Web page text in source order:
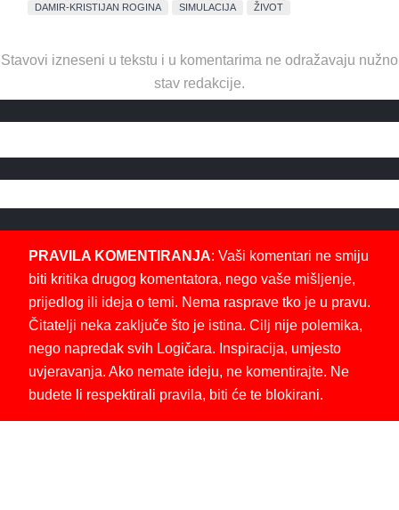
DAMIR-KRISTIJAN ROGINA SIMULACIJA ŽIVOT
Stavovi izneseni u tekstu i u komentarima ne odražavaju nužno
stav redakcije.
PRAVILA KOMENTIRANJA: Vaši komentari ne smiju
biti kritika drugog komentatora, nego vaše mišljenje,
prijedlog ili ideja o temi. Nema rasprave tko je u pravu.
Čitatelji neka zaključe što je istina. Cilj nije polemika,
nego napredak svih Logičara. Inspiracija, umjesto
uvjeravanja. Ako nemate ideju, ne komentirajte. Ne
budete li respektirali pravila, biti će te blokirani.